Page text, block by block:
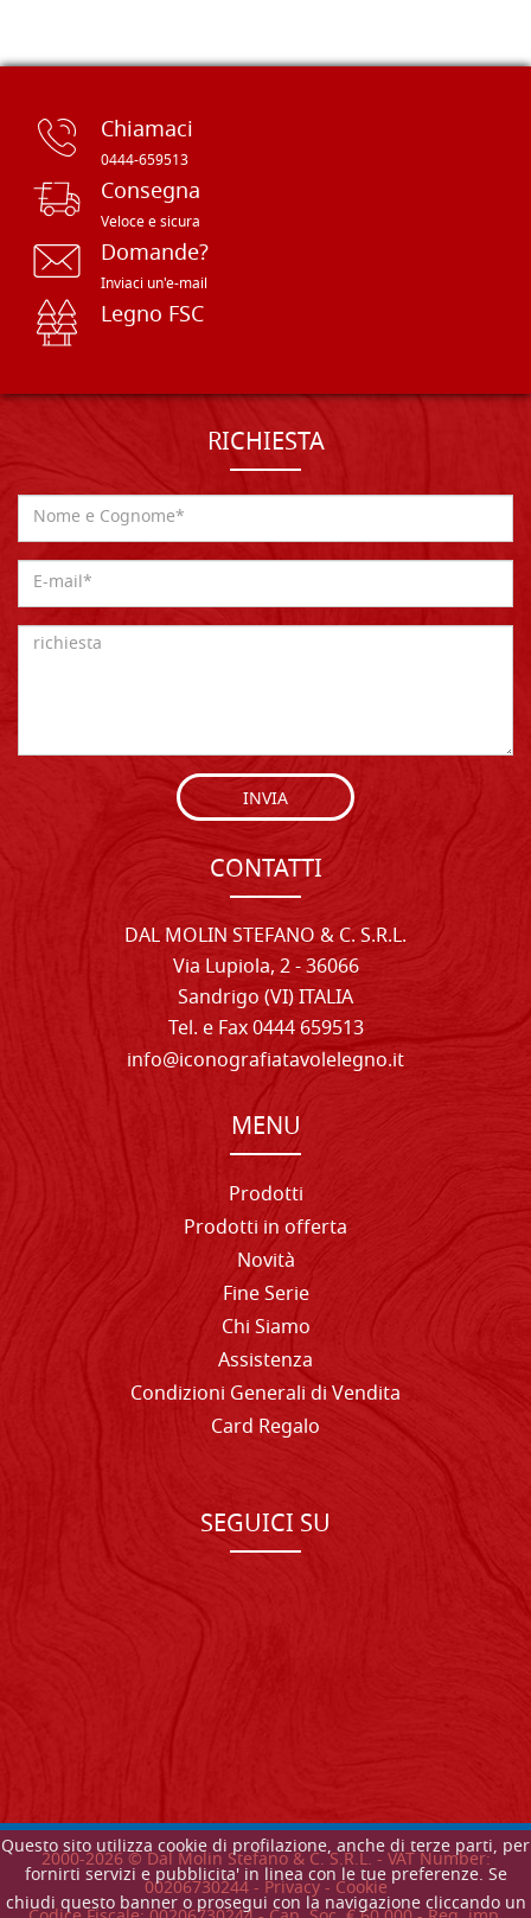
Questo sito utilizza cookie di profilazione, anche di terze parti, per
fornirti servizi e pubblicita' in linea con le tue preferenze. Se
chiudi questo banner o prosegui con la navigazione cliccando un
Chiamaci
0444-659513
Consegna
Veloce e sicura
Domande?
Inviaci un'e-mail
Legno FSC
RICHIESTA
INVIA
CONTATTI
DAL MOLIN STEFANO & C. S.R.L.
Via Lupiola, 2 - 36066
Sandrigo (VI) ITALIA
Tel. e Fax 0444 659513
info@iconografiatavolelegno.it
MENU
Prodotti
Prodotti in offerta
Novità
Fine Serie
Chi Siamo
Assistenza
Condizioni Generali di Vendita
Card Regalo
SEGUICI SU
2000-2026© Dal Molin Stefano & C. S.R.L. - VAT Number:
00206730244 - Privacy-Cookie